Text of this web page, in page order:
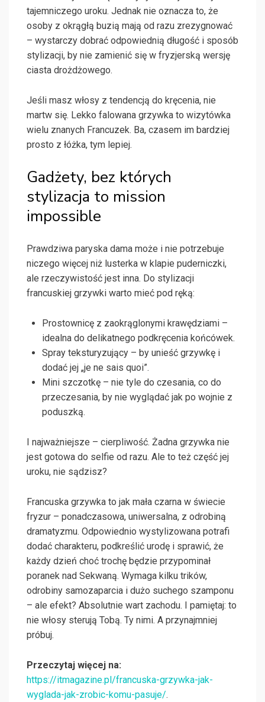
tajemniczego uroku. Jednak nie oznacza to, że
osoby z okrągłą buzią mają od razu zrezygnować
– wystarczy dobrać odpowiednią długość i sposób
stylizacji, by nie zamienić się w fryzjerską wersję
ciasta drożdżowego.
Jeśli masz włosy z tendencją do kręcenia, nie
martw się. Lekko falowana grzywka to wizytówka
wielu znanych Francuzek. Ba, czasem im bardziej
prosto z łóżka, tym lepiej.
Gadżety, bez których
stylizacja to mission
impossible
Prawdziwa paryska dama może i nie potrzebuje
niczego więcej niż lusterka w klapie puderniczki,
ale rzeczywistość jest inna. Do stylizacji
francuskiej grzywki warto mieć pod ręką:
Prostownicę z zaokrąglonymi krawędziami –
idealna do delikatnego podkręcenia końcówek.
Spray teksturyzujący – by unieść grzywkę i
dodać jej „je ne sais quoi”.
Mini szczotkę – nie tyle do czesania, co do
przeczesania, by nie wyglądać jak po wojnie z
poduszką.
I najważniejsze – cierpliwość. Żadna grzywka nie
jest gotowa do selfie od razu. Ale to też część jej
uroku, nie sądzisz?
Francuska grzywka to jak mała czarna w świecie
fryzur – ponadczasowa, uniwersalna, z odrobiną
dramatyzmu. Odpowiednio wystylizowana potrafi
dodać charakteru, podkreślić urodę i sprawić, że
każdy dzień choć trochę będzie przypominał
poranek nad Sekwaną. Wymaga kilku trików,
odrobiny samozaparcia i dużo suchego szamponu
– ale efekt? Absolutnie wart zachodu. I pamiętaj: to
nie włosy sterują Tobą. Ty nimi. A przynajmniej
próbuj.
Przeczytaj więcej na:
https://itmagazine.pl/francuska-grzywka-jak-
wyglada-jak-zrobic-komu-pasuje/.